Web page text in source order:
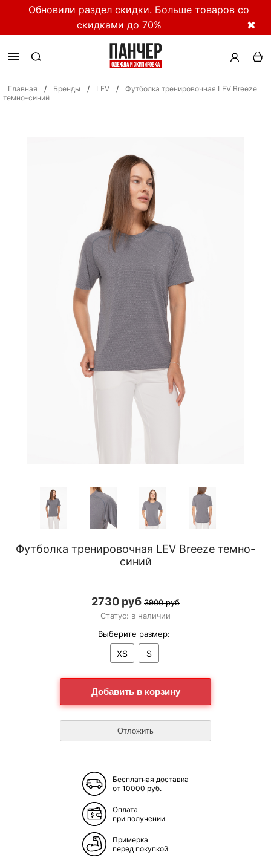
Обновили раздел скидки. Больше товаров со
скидками до 70%
✖
Главная / Бренды / LEV /
Футболка тренировочная LEV Breeze
темно-синий
Футболка тренировочная LEV Breeze темно-
синий
2730 руб 3900 руб
Статус: в наличии
Выберите размер:
XS S
Бесплатная доставка
от 10000 руб.
Оплата
при получении
Примерка
перед покупкой